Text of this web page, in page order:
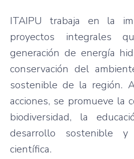
ITAIPU trabaja en la
proyectos integrales
generación de energía
conservación del
sostenible de la región.
acciones, se promueve la
biodiversidad, la
desarrollo sostenible y
científica.